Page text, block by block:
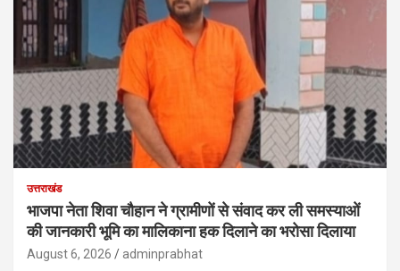
उत्तराखंड
भाजपा नेता शिवा चौहान ने ग्रामीणों से संवाद कर ली समस्याओं
की जानकारी भूमि का मालिकाना हक दिलाने का भरोसा दिलाया
August 6, 2026 adminprabhat